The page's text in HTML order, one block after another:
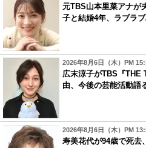
元TBS山本里菜アナが
子と結婚4年、ラブラ
2026年8月6日（木）PM
広末涼子がTBS『THE
由、今後の芸能活動語
2026年8月6日（木）PM
寿美花代が94歳で死去